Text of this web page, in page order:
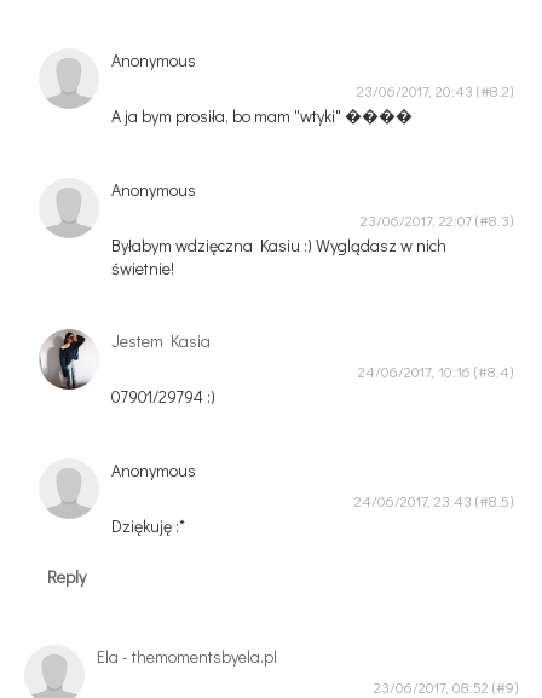
Anonymous
23/06/2017, 20:43
A ja bym prosiła, bo mam "wtyki" ����
Anonymous
23/06/2017, 22:07
Byłabym wdzięczna Kasiu :) Wyglądasz w nich
świetnie!
Jestem Kasia
24/06/2017, 10:16
07901/29794 :)
Anonymous
24/06/2017, 23:43
Dziękuję :*
Reply
Ela - themomentsbyela.pl
23/06/2017, 08:52